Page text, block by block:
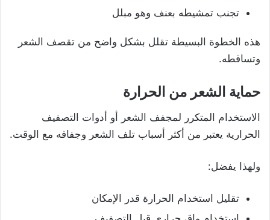
تجنب تمشيطه بعنف وهو مبلل
هذه الخطوة البسيطة تقلل بشكل واضح من تقصف الشعر
وتساقطه.
حماية الشعر من الحرارة
الاستخدام المتكرر لمجفف الشعر أو أدوات التصفيف
الحرارية يعتبر من أكثر أسباب تلف الشعر وجفافه مع الوقت.
ولهذا يفضل:
تقليل استخدام الحرارة قدر الإمكان